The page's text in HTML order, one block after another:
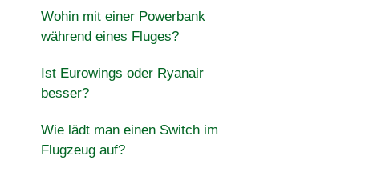
Wohin mit einer Powerbank
während eines Fluges?
Ist Eurowings oder Ryanair
besser?
Wie lädt man einen Switch im
Flugzeug auf?